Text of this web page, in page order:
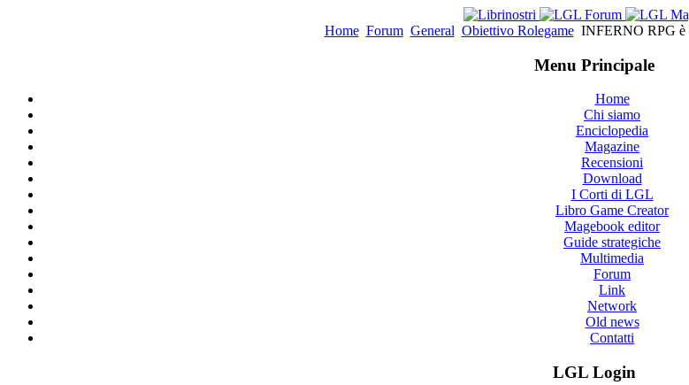
Home Forum General Obiettivo Rolegame INFERNO RPG è
Menu Principale
Home
Chi siamo
Enciclopedia
Magazine
Recensioni
Download
I Corti di LGL
Libro Game Creator
Magebook editor
Guide strategiche
Multimedia
Forum
Link
Network
Old news
Contatti
LGL Login